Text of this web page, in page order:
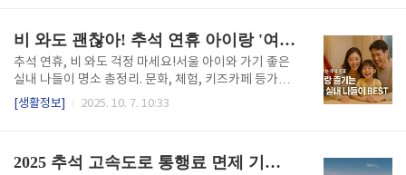
뜻하게 느껴지..
은 다섯 문 이야기행사 운영 실태 & 최신 이슈관람 팁 &
유의사항기술과 전통의 다리 1. 왜 통도사였을까? 기획
배경과 국가유산 미디어아트 시작‘국가유산 미디어아
트’는전통 유산을 디지털 예술로 재해석하여 야간 문화
콘텐츠로 선보이는 프로그램입니다. 2025년에는 전국
도사였을까요? 통도사는..
비 와도 괜찮아! 추석 연휴 아이랑 '여기' 가세요 (서울 실내 나들이 대방출!)
추석 연휴, 비 와도 걱정 마세요!서울 아이와 가기 좋은
실내 나들이 명소 총정리. 문화, 체험, 키즈카페 등가족
모두 만족할 꿀잼 코스와 예약 팁까지, 지금 바로 확인
하고 특별한 하루를 계획하세요! 감성 충전! 예술과 상
교육도 없죠.서울시립미술관 (SeMA): 덕수궁 옆, 접근
[생활정보] 2025. 10. 7. 10:33
2025 추석 고속도로 통행료 면제 기간·방법·꿀팁 완벽 정리